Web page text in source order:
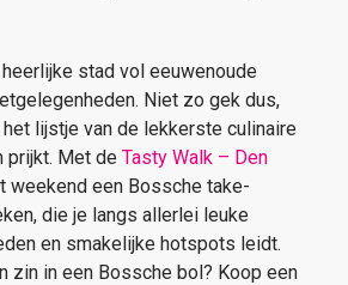
stad vol eeuwenoude
Niet zo gek dus,
lijstje van de lekkerste culinaire
prijkt. Met de Tasty Walk – Den
weekend een Bossche take-
die je langs allerlei leuke
en smakelijke hotspots leidt.
zin in een Bossche bol? Koop een